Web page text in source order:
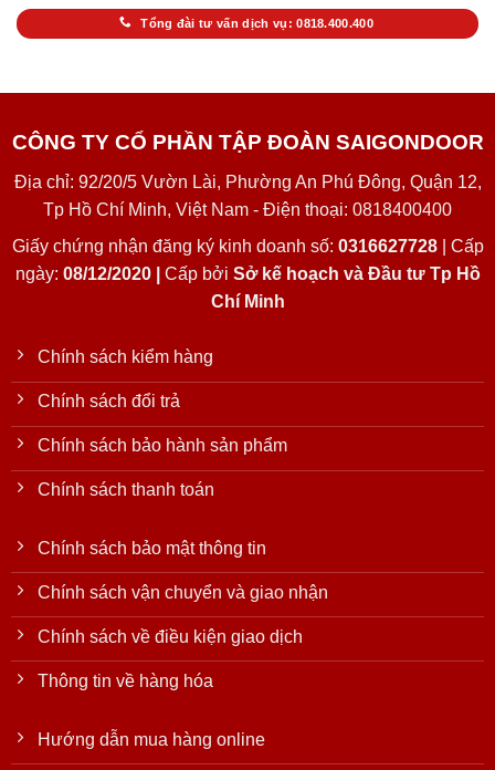
Tổng đài tư vấn dịch vụ: 0818.400.400
CÔNG TY CỔ PHẦN TẬP ĐOÀN SAIGONDOOR
Địa chỉ: 92/20/5 Vườn Lài, Phường An Phú Đông, Quận 12,
Tp Hồ Chí Minh, Việt Nam - Điện thoại: 0818400400
Giấy chứng nhận đăng ký kinh doanh số: 0316627728| Cấp
ngày: 08/12/2020 | Cấp bởi Sở kế hoạch và Đầu tư Tp Hồ
Chí Minh
Chính sách kiểm hàng
Chính sách đổi trả
Chính sách bảo hành sản phẩm
Chính sách thanh toán
Chính sách bảo mật thông tin
Chính sách vận chuyển và giao nhận
Chính sách về điều kiện giao dịch
Thông tin về hàng hóa
Hướng dẫn mua hàng online